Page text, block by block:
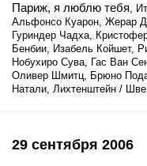
Париж, я люблю тебя,
Альфонсо Куарон, Жерар
Гуриндер Чадха,
Бенбии, Изабель Койшет,
Нобухиро Сува, Гас Ван
Оливер Шмитц, Брюно
Натали, Лихтенштейн /
29 сентября 2006